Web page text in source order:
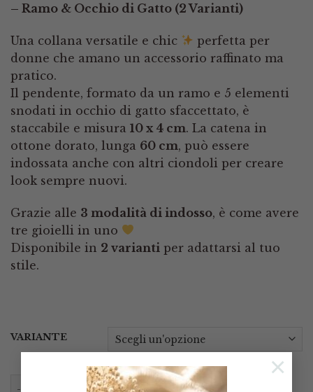
×
– Ramo & Occhio di Gatto (2 Varianti)
Una collana versatile e chic
perfetta per
donne che amano un accessorio raffinato ma
pratico.
Il pendente, formato da un ramo e 5 elementi
snodati in occhio di gatto sfaccettato, è
staccabile e misura 10 x 4 cm. La catena in
ottone dorato, lunga 60 cm, può essere
indossata anche con altri ciondoli per creare
look sempre nuovi.
Grazie alle 3 modalità di indosso, è come avere
tre gioielli in uno
Disponibile in 2 varianti per adattarsi al tuo
stile.
VARIANTE
Collana Ottone Dorato Ciondolo Staccabile Ramo
AGGIUNGI AL CARRELLO